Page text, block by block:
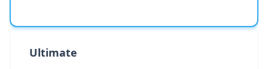
Ultimate